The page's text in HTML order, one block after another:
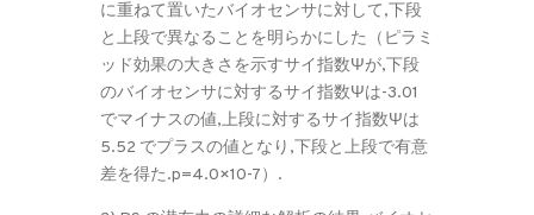
に重ねて置いたバイオセンサに対して,下段
と上段で異なることを明らかにした（ピラミ
ッド効果の大きさを示すサイ指数Ψが,下段
のバイオセンサに対するサイ指数Ψは-3.01
でマイナスの値,上段に対するサイ指数Ψは
5.52 でプラスの値となり,下段と上段で有意
差を得た.p=4.0×10-7）.